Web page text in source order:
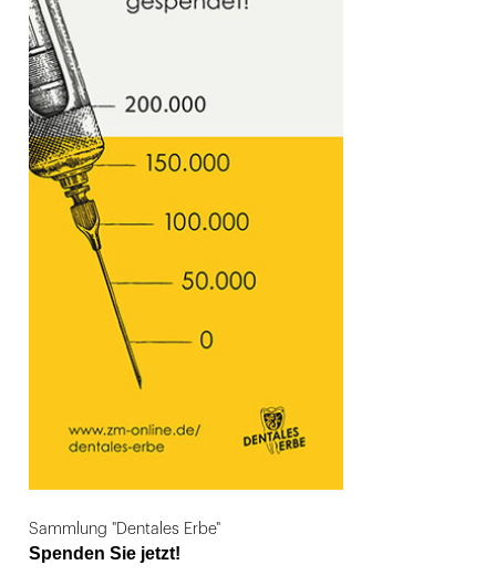
Sammlung "Dentales Erbe"
Spenden Sie jetzt!